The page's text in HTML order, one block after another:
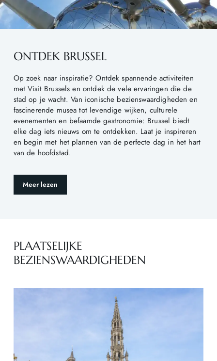
ONTDEK BRUSSEL
Op zoek naar inspiratie? Ontdek spannende activiteiten
met Visit Brussels en ontdek de vele ervaringen die de
stad op je wacht. Van iconische bezienswaardigheden en
fascinerende musea tot levendige wijken, culturele
evenementen en befaamde gastronomie: Brussel biedt
elke dag iets nieuws om te ontdekken. Laat je inspireren
en begin met het plannen van de perfecte dag in het hart
van de hoofdstad.
Meer lezen
PLAATSELIJKE
BEZIENSWAARDIGHEDEN